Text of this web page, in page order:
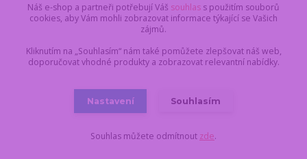
Vytvořeno na
Eshop-rychle.cz
Náš e-shop a partneři potřebují Váš souhlas s použitím souborů
cookies, aby Vám mohli zobrazovat informace týkající se Vašich
zájmů.
Kliknutím na „Souhlasím“ nám také pomůžete zlepšovat náš web,
doporučovat vhodné produkty a zobrazovat relevantní nabídky.
Nastavení Souhlasím
Souhlas můžete odmítnout zde.